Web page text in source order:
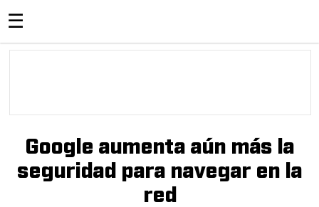
☰
Google aumenta aún más la
seguridad para navegar en la
red